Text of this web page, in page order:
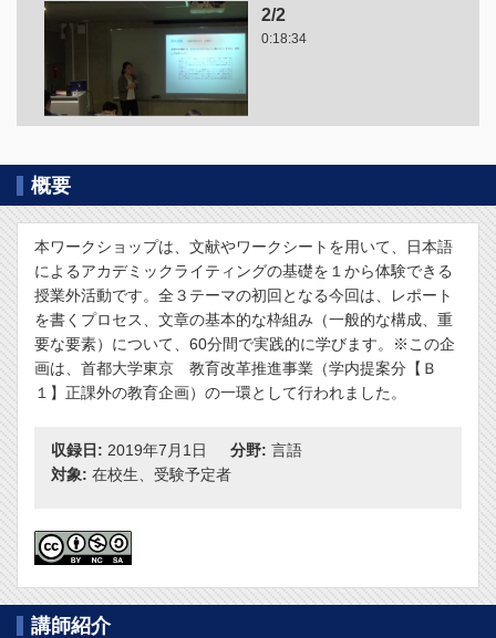
2/2
0:18:34
概要
本ワークショップは、文献やワークシートを用いて、日本語
によるアカデミックライティングの基礎を１から体験できる
授業外活動です。全３テーマの初回となる今回は、レポート
を書くプロセス、文章の基本的な枠組み（一般的な構成、重
要な要素）について、60分間で実践的に学びます。※この企
画は、首都大学東京 教育改革推進事業（学内提案分【Ｂ
１】正課外の教育企画）の一環として行われました。
収録日: 2019年7月1日 分野: 言語
対象: 在校生、受験予定者
講師紹介